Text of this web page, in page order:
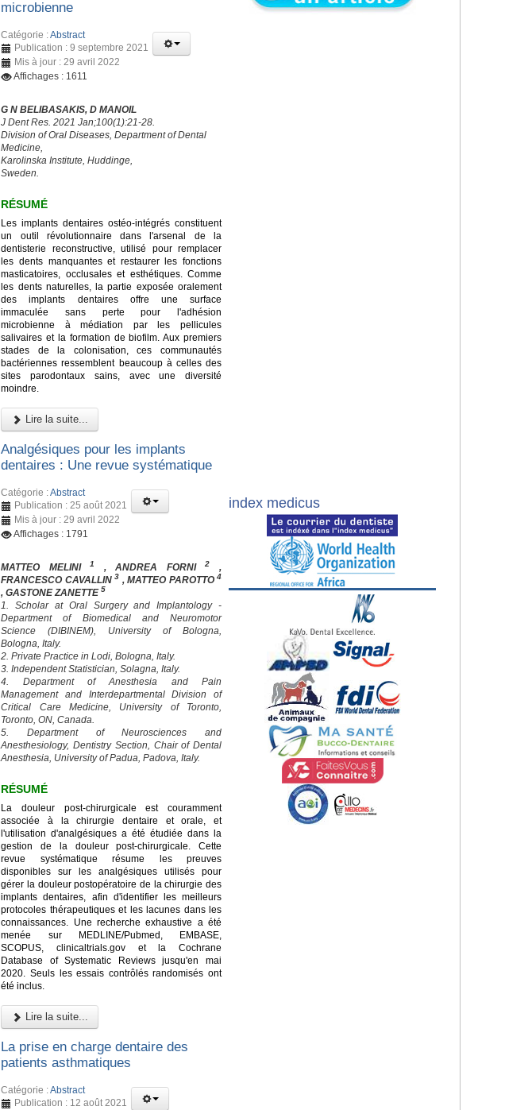
microbienne
Catégorie :Abstract
Publication : 9 septembre 2021
Mis à jour : 29 avril 2022
Affichages : 1611
G N BELIBASAKIS, D MANOIL
J Dent Res. 2021 Jan;100(1):21-28.
Division of Oral Diseases, Department of Dental
Medicine,
Karolinska Institute, Huddinge,
Sweden.
RÉSUMÉ
Les implants dentaires ostéo-intégrés constituent
un outil révolutionnaire dans l'arsenal de la
dentisterie reconstructive, utilisé pour remplacer
les dents manquantes et restaurer les fonctions
masticatoires, occlusales et esthétiques. Comme
les dents naturelles, la partie exposée oralement
des implants dentaires offre une surface
immaculée sans perte pour l'adhésion
microbienne à médiation par les pellicules
salivaires et la formation de biofilm. Aux premiers
stades de la colonisation, ces communautés
bactériennes ressemblent beaucoup à celles des
sites parodontaux sains, avec une diversité
moindre.
Lire la suite...
Analgésiques pour les implants
dentaires : Une revue systématique
Catégorie :Abstract
Publication : 25 août 2021
Mis à jour : 29 avril 2022
Affichages : 1791
MATTEO MELINI1 , ANDREA FORNI2
,
FRANCESCO CAVALLIN3 , MATTEO PAROTTO 4
, GASTONE ZANETTE5
1. Scholar at Oral Surgery and Implantology -
Department of Biomedical and Neuromotor
Science (DIBINEM), University of Bologna,
Bologna, Italy.
2. Private Practice in Lodi, Bologna, Italy.
3. Independent Statistician, Solagna, Italy.
4. Department of Anesthesia and Pain
Management and Interdepartmental Division of
Critical Care Medicine, University of Toronto,
Toronto, ON, Canada.
5. Department of Neurosciences and
Anesthesiology, Dentistry Section, Chair of Dental
Anesthesia, University of Padua, Padova, Italy.
RÉSUMÉ
La douleur post-chirurgicale est couramment
associée à la chirurgie dentaire et orale, et
l'utilisation d'analgésiques a été étudiée dans la
gestion de la douleur post-chirurgicale. Cette
revue systématique résume les preuves
disponibles sur les analgésiques utilisés pour
gérer la douleur postopératoire de la chirurgie des
implants dentaires, afin d'identifier les meilleurs
protocoles thérapeutiques et les lacunes dans les
connaissances. Une recherche exhaustive a été
menée sur MEDLINE/Pubmed, EMBASE,
SCOPUS, clinicaltrials.gov et la Cochrane
Database of Systematic Reviews jusqu'en mai
2020. Seuls les essais contrôlés randomisés ont
été inclus.
Lire la suite...
La prise en charge dentaire des
patients asthmatiques
Catégorie :Abstract
Publication : 12 août 2021
index medicus